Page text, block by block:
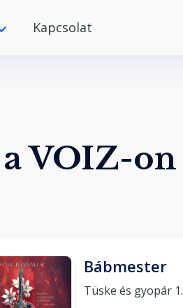
Kapcsolat
VOIZ-on
Bábmester